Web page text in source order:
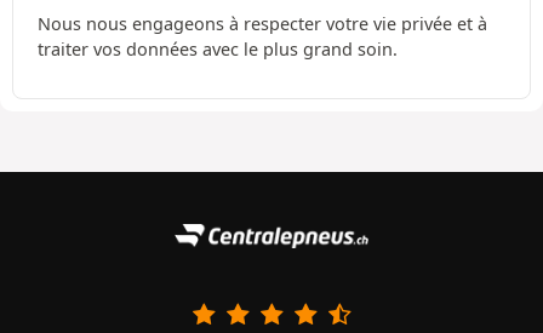
Nous nous engageons à respecter votre vie privée et à
traiter vos données avec le plus grand soin.